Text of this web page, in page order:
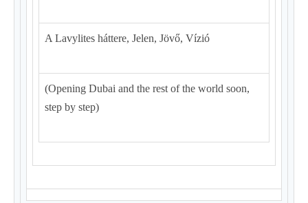
A Lavylites háttere, Jelen, Jövő, Vízió
(Opening Dubai and the rest of the world soon,
step by step)